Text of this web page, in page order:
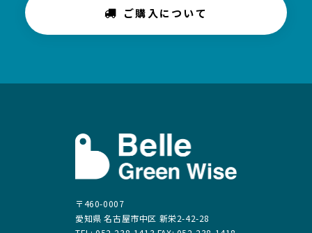
ご購入について
〒460-0007
愛知県 名古屋市中区 新栄2-42-28